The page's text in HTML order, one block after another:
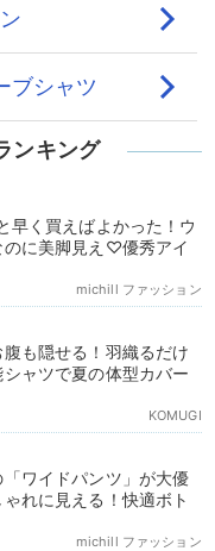
ンキング
早く買えばよかった！ウ
のに美脚見え♡優秀アイ
michill ファッション
も隠せる！羽織るだけ
ャツで夏の体型カバー
KOMUGI
ワイドパンツ」が大優
れに見える！快適ボト
michill ファッション